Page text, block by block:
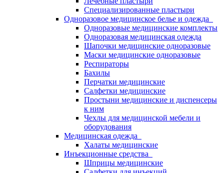
Специализированные пластыри
Одноразовое медицинское белье и одежда
Одноразовые медицинские комплекты
Одноразовая медицинская одежда
Шапочки медицинские одноразовые
Маски медицинские одноразовые
Респираторы
Бахилы
Перчатки медицинские
Салфетки медицинские
Простыни медицинские и диспенсеры
к ним
Чехлы для медицинской мебели и
оборудования
Медицинская одежда
Халаты медицинские
Инъекционные средства
Шприцы медицинские